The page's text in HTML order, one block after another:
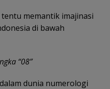
memantik imajinasi
di bawah
“08”
dunia numerologi